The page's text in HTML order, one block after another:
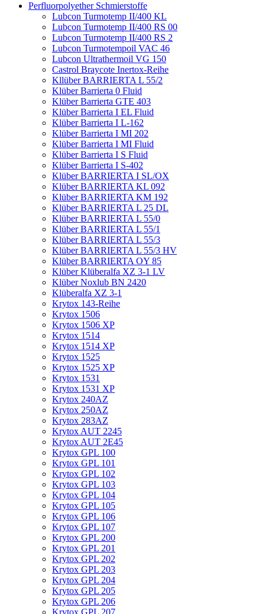
Perfluorpolyether Schmierstoffe
Lubcon Turmotemp II/400 KL
Lubcon Turmotemp II/400 RS 00
Lubcon Turmotemp II/400 RS 2
Lubcon Turmotempoil VAC 46
Lubcon Ultrathermoil VG 150
Castrol Braycote Inertox-Reihe
Kllüber BARRIERTA L 55/2
Klüber Barrierta 0 Fluid
Klüber Barrierta GTE 403
Klüber Barrierta I EL Fluid
Klüber Barrierta I L-162
Klüber Barrierta I MI 202
Klüber Barrierta I MI Fluid
Klüber Barrierta I S Fluid
Klüber Barrierta I S-402
Klüber BARRIERTA I SL/OX
Klüber BARRIERTA KL 092
Klüber BARRIERTA KM 192
Klüber BARRIERTA L 25 DL
Klüber BARRIERTA L 55/0
Klüber BARRIERTA L 55/1
Klüber BARRIERTA L 55/3
Klüber BARRIERTA L 55/3 HV
Klüber BARRIERTA OY 85
Klüber Klüberalfa XZ 3-1 LV
Klüber Noxlub BN 2420
Klüberalfa XZ 3-1
Krytox 143-Reihe
Krytox 1506
Krytox 1506 XP
Krytox 1514
Krytox 1514 XP
Krytox 1525
Krytox 1525 XP
Krytox 1531
Krytox 1531 XP
Krytox 240AZ
Krytox 250AZ
Krytox 283AZ
Krytox AUT 2245
Krytox AUT 2E45
Krytox GPL 100
Krytox GPL 101
Krytox GPL 102
Krytox GPL 103
Krytox GPL 104
Krytox GPL 105
Krytox GPL 106
Krytox GPL 107
Krytox GPL 200
Krytox GPL 201
Krytox GPL 202
Krytox GPL 203
Krytox GPL 204
Krytox GPL 205
Krytox GPL 206
Krytox GPL 207